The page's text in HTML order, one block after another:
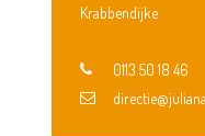
Krabbendijke
0113 50 18 46